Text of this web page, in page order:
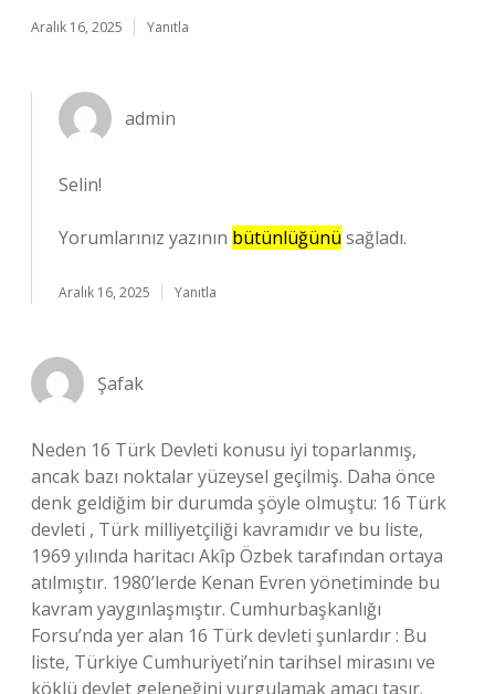
Aralık 16, 2025 Yanıtla
admin
Selin!
Yorumlarınız yazının bütünlüğünü sağladı.
Aralık 16, 2025 Yanıtla
Şafak
Neden 16 Türk Devleti konusu iyi toparlanmış,
ancak bazı noktalar yüzeysel geçilmiş. Daha önce
denk geldiğim bir durumda şöyle olmuştu: 16 Türk
devleti , Türk milliyetçiliği kavramıdır ve bu liste,
1969 yılında haritacı Akîp Özbek tarafından ortaya
atılmıştır. 1980’lerde Kenan Evren yönetiminde bu
kavram yaygınlaşmıştır. Cumhurbaşkanlığı
Forsu’nda yer alan 16 Türk devleti şunlardır : Bu
liste, Türkiye Cumhuriyeti’nin tarihsel mirasını ve
köklü devlet geleneğini vurgulamak amacı taşır.